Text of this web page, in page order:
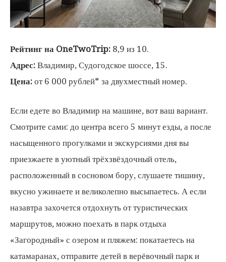
Рейтинг на OneTwoTrip: 8,9 из 10.
Адрес: Владимир, Судогодское шоссе, 15.
Цена: от 6 000 рублей* за двухместный номер.
Если едете во Владимир на машине, вот ваш вариант.
Смотрите сами: до центра всего 5 минут езды, а после
насыщенного прогулками и экскурсиями дня вы
приезжаете в уютный трёхзвёздочный отель,
расположенный в сосновом бору, слушаете тишину,
вкусно ужинаете и великолепно высыпаетесь. А если
назавтра захочется отдохнуть от туристических
маршрутов, можно поехать в парк отдыха
«Загородный» с озером и пляжем: покатаетесь на
катамаранах, отправите детей в верёвочный парк и